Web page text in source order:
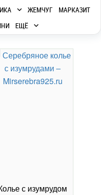
ЖЕМЧУГ
МАРКАЗИТ
ЕЩЁ
с изумрудом